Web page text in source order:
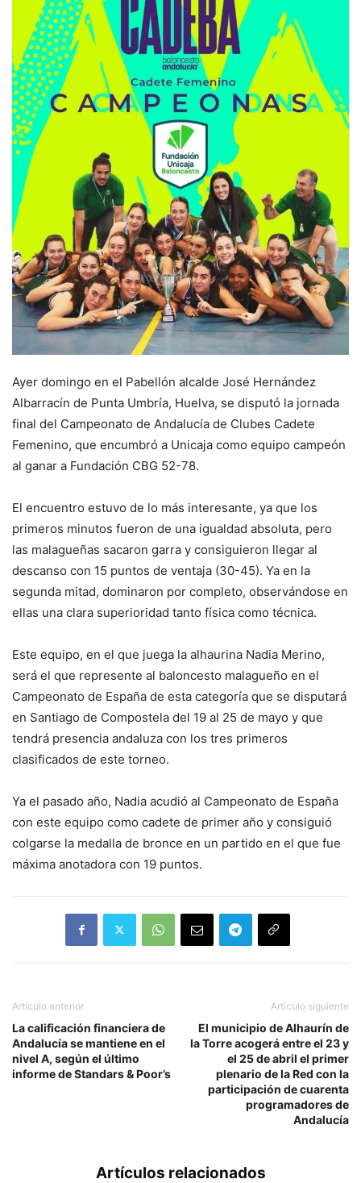
Ayer domingo en el Pabellón alcalde José Hernández
Albarracín de Punta Umbría, Huelva, se disputó la jornada
final del Campeonato de Andalucía de Clubes Cadete
Femenino, que encumbró a Unicaja como equipo campeón
al ganar a Fundación CBG 52-78.
El encuentro estuvo de lo más interesante, ya que los
primeros minutos fueron de una igualdad absoluta, pero
las malagueñas sacaron garra y consiguieron llegar al
descanso con 15 puntos de ventaja (30-45). Ya en la
segunda mitad, dominaron por completo, observándose en
ellas una clara superioridad tanto física como técnica.
Este equipo, en el que juega la alhaurina Nadia Merino,
será el que represente al baloncesto malagueño en el
Campeonato de España de esta categoría que se disputará
en Santiago de Compostela del 19 al 25 de mayo y que
tendrá presencia andaluza con los tres primeros
clasificados de este torneo.
Ya el pasado año, Nadia acudió al Campeonato de España
con este equipo como cadete de primer año y consiguió
colgarse la medalla de bronce en un partido en el que fue
máxima anotadora con 19 puntos.
Artículo anterior
La calificación financiera de
Andalucía se mantiene en el
nivel A, según el último
informe de Standars & Poor’s
Artículo siguiente
El municipio de Alhaurín de
la Torre acogerá entre el 23 y
el 25 de abril el primer
plenario de la Red con la
participación de cuarenta
programadores de
Andalucía
Artículos relacionados